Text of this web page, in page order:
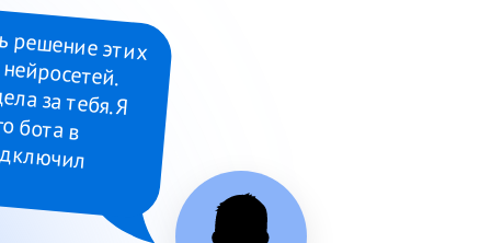
решение этих
нейросетей.
за тебя. Я
Botmother и подключил